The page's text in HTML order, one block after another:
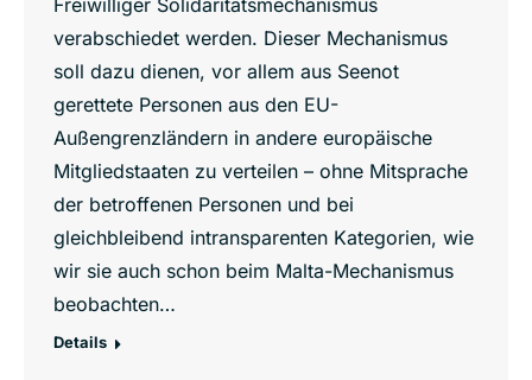
verabschiedet werden. Dieser Mechanismus
soll dazu dienen, vor allem aus Seenot
gerettete Personen aus den EU-
Außengrenzländern in andere europäische
Mitgliedstaaten zu verteilen – ohne Mitsprache
der betroffenen Personen und bei
gleichbleibend intransparenten Kategorien, wie
wir sie auch schon beim Malta-Mechanismus
beobachten…
Details